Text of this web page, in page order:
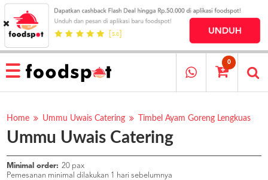
HOME
MENU
RESTAURANT
PESAN
OUR
COMPANY
KATA
MEREKA
0
Home Ummu Uwais Catering Timbel Ayam Goreng Lengkuas
Ummu Uwais Catering
Minimal order: 20 pax
Pemesanan minimal dilakukan 1 hari sebelumnya